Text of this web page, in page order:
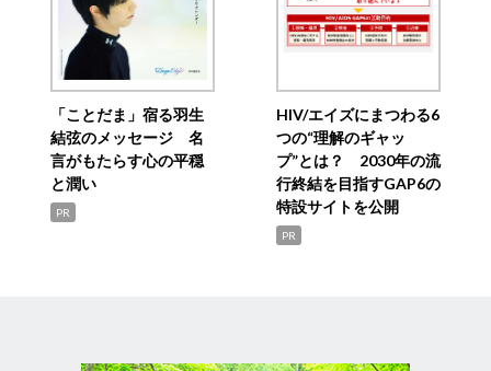
「ことだま」宿る羽生
結弦のメッセージ 名
言がもたらす心の平穏
と潤い
PR
HIV/エイズにまつわる6
つの“理解のギャッ
プ”とは？ 2030年の流
行終結を目指すGAP6の
特設サイトを公開
PR